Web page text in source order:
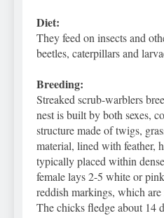
Diet:
They feed on insects and
beetles, caterpillars and
Breeding:
Streaked scrub-warblers
nest is built by both sexes,
structure made of twigs,
material, lined with feather,
typically placed within
female lays 2-5 white or
reddish markings, which
The chicks fledge about 14